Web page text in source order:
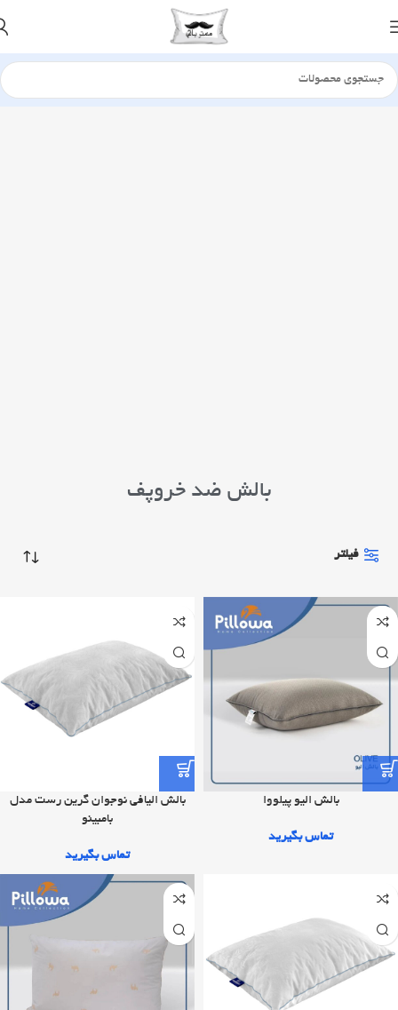
بالش ضد خروپف
فیلتر
بالش الیو پیلووا
تماس بگیرید
بالش الیافی نوجوان گرین رست مدل
بامبینو
تماس بگیرید